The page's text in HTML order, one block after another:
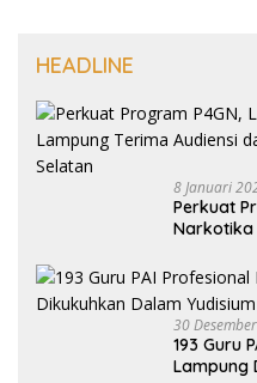
HEADLINE
8 Januari
Perkuat
Narkotika
Selatan
30
193 Guru
Lampung